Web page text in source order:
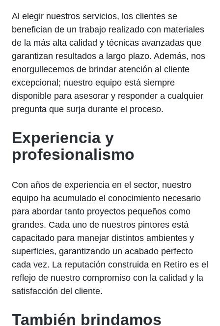
Al elegir nuestros servicios, los clientes se
benefician de un trabajo realizado con materiales
de la más alta calidad y técnicas avanzadas que
garantizan resultados a largo plazo. Además, nos
enorgullecemos de brindar atención al cliente
excepcional; nuestro equipo está siempre
disponible para asesorar y responder a cualquier
pregunta que surja durante el proceso.
Experiencia y
profesionalismo
Con años de experiencia en el sector, nuestro
equipo ha acumulado el conocimiento necesario
para abordar tanto proyectos pequeños como
grandes. Cada uno de nuestros pintores está
capacitado para manejar distintos ambientes y
superficies, garantizando un acabado perfecto
cada vez. La reputación construida en Retiro es el
reflejo de nuestro compromiso con la calidad y la
satisfacción del cliente.
También brindamos